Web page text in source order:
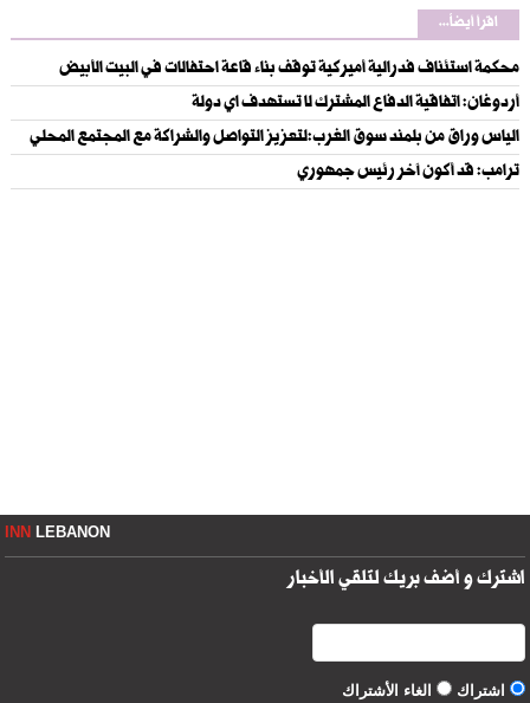
اقرأ أيضاً...
‏محكمة استئناف فدرالية أميركية توقف بناء قاعة احتفالات في البيت الأبيض
أردوغان: اتفاقية الدفاع المشترك لا تستهدف اي دولة
الياس وراق من بلمند سوق الغرب:لتعزيز التواصل والشراكة مع المجتمع المحلي
ترامب: قد أكون آخر رئيس جمهوري
INNLEBANON
اشترك و أضف بريك لتلقي الأخبار
اشتراك الغاء الأشتراك